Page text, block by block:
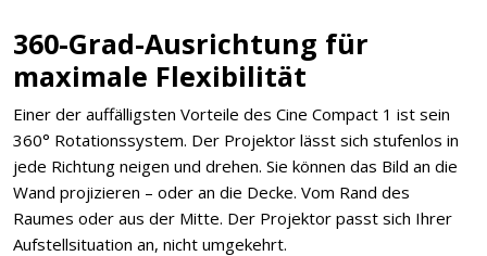
360-Grad-Ausrichtung für
maximale Flexibilität
Einer der auffälligsten Vorteile des Cine Compact 1 ist sein
360° Rotationssystem. Der Projektor lässt sich stufenlos in
jede Richtung neigen und drehen. Sie können das Bild an die
Wand projizieren – oder an die Decke. Vom Rand des
Raumes oder aus der Mitte. Der Projektor passt sich Ihrer
Aufstellsituation an, nicht umgekehrt.